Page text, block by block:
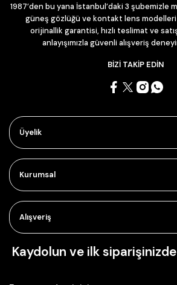
1987’den bu yana İstanbul’daki 3 şubemizle
güneş gözlüğü ve kontakt lens modelleri
orijinallik garantisi, hızlı teslimat ve
anlayışımızla güvenli alışveriş
BİZİ TAKİP EDİN
Üyelik
Kurumsal
Alışveriş
Kaydolun ve ilk